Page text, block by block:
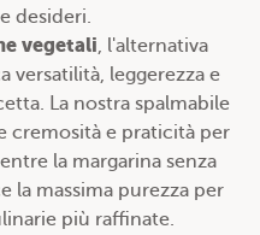
desideri.
vegetali, l'alternativa
versatilità, leggerezza e
La nostra spalmabile
cremosità e praticità per
la margarina senza
la massima purezza per
più raffinate.